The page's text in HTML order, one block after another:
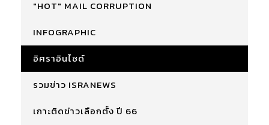
"HOT" MAIL CORRUPTION
INFOGRAPHIC
อิศราอินไซด์
รวมข่าว ISRANEWS
เกาะติดข่าวเลือกตั้ง ปี 66